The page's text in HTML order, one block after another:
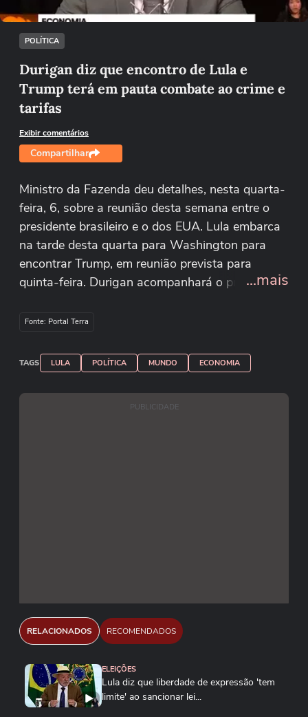
POLÍTICA
Durigan diz que encontro de Lula e
Trump terá em pauta combate ao crime e
tarifas
Exibir comentários
Compartilhar
Ministro da Fazenda deu detalhes, nesta quarta-
feira, 6, sobre a reunião desta semana entre o
presidente brasileiro e o dos EUA. Lula embarca
na tarde desta quarta para Washington para
encontrar Trump, em reunião prevista para
quinta-feira. Durigan acompanhará o presidente
...mais
Fonte: Portal Terra
TAGS LULA POLÍTICA MUNDO ECONOMIA
PUBLICIDADE
RELACIONADOS RECOMENDADOS
ELEIÇÕES
Lula diz que liberdade de expressão 'tem
limite' ao sancionar lei...